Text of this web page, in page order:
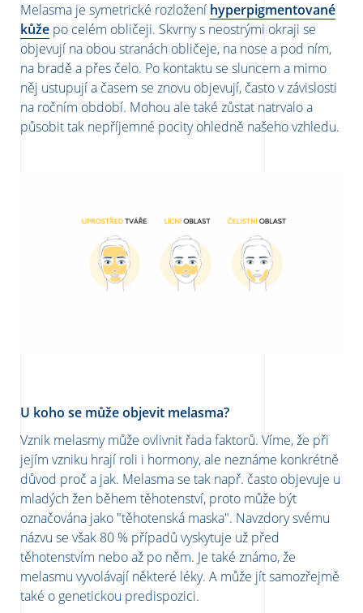
Melasma je symetrické rozložení hyperpigmentované
kůže po celém obličeji. Skvrny s neostrými okraji se
objevují na obou stranách obličeje, na nose a pod ním,
na bradě a přes čelo. Po kontaktu se sluncem a mimo
něj ustupují a časem se znovu objevují, často v závislosti
na ročním období. Mohou ale také zůstat natrvalo a
působit tak nepříjemné pocity ohledně našeho vzhledu.
U koho se může objevit melasma?
Vznik melasmy může ovlivnit řada faktorů. Víme, že při
jejím vzniku hrají roli i hormony, ale neznáme konkrétně
důvod proč a jak. Melasma se tak např. často objevuje u
mladých žen během těhotenství, proto může být
označována jako "těhotenská maska". Navzdory svému
názvu se však 80 % případů vyskytuje už před
těhotenstvím nebo až po něm. Je také známo, že
melasmu vyvolávají některé léky. A může jít samozřejmě
také o genetickou predispozici.